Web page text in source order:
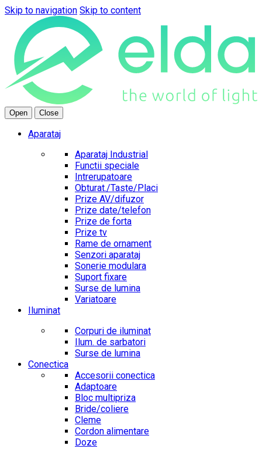
Skip to navigation Skip to content
Open Close
Aparataj
Aparataj Industrial
Functii speciale
Intrerupatoare
Obturat./Taste/Placi
Prize AV/difuzor
Prize date/telefon
Prize de forta
Prize tv
Rame de ornament
Senzori aparataj
Sonerie modulara
Suport fixare
Surse de lumina
Variatoare
Iluminat
Corpuri de iluminat
Ilum. de sarbatori
Surse de lumina
Conectica
Accesorii conectica
Adaptoare
Bloc multipriza
Bride/coliere
Cleme
Cordon alimentare
Doze